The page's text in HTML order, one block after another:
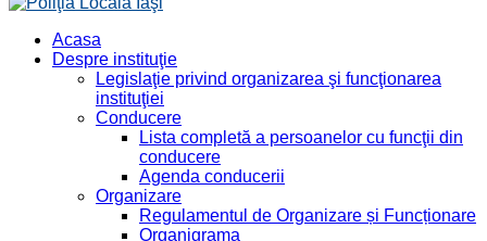
Acasa
Despre instituţie
Legislaţie privind organizarea şi funcţionarea
instituţiei
Conducere
Lista completă a persoanelor cu funcţii din
conducere
Agenda conducerii
Organizare
Regulamentul de Organizare și Funcționare
Organigrama